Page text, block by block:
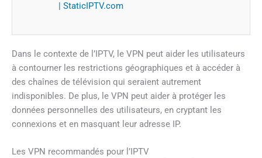
| StaticIPTV.com
Dans le contexte de l’IPTV, le VPN peut aider les utilisateurs
à contourner les restrictions géographiques et à accéder à
des chaînes de télévision qui seraient autrement
indisponibles. De plus, le VPN peut aider à protéger les
données personnelles des utilisateurs, en cryptant les
connexions et en masquant leur adresse IP.
Les VPN recommandés pour l’IPTV